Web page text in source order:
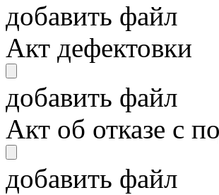
добавить файл
Акт дефектовки
добавить файл
Акт об отказе с
добавить файл